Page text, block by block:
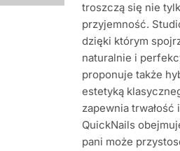
troszczą się nie
przyjemność.
dzięki którym
naturalnie i
proponuje także
estetyką
zapewnia
QuickNails
pani może